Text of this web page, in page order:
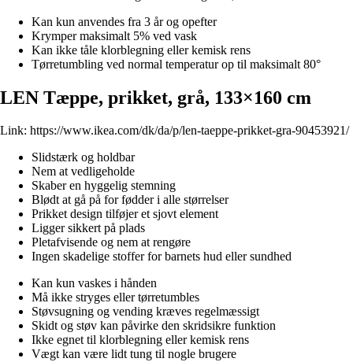
Kan kun anvendes fra 3 år og opefter
Krymper maksimalt 5% ved vask
Kan ikke tåle klorblegning eller kemisk rens
Tørretumbling ved normal temperatur op til maksimalt 80°
LEN Tæppe, prikket, grå, 133×160 cm
Link: https://www.ikea.com/dk/da/p/len-taeppe-prikket-gra-90453921/
Slidstærk og holdbar
Nem at vedligeholde
Skaber en hyggelig stemning
Blødt at gå på for fødder i alle størrelser
Prikket design tilføjer et sjovt element
Ligger sikkert på plads
Pletafvisende og nem at rengøre
Ingen skadelige stoffer for barnets hud eller sundhed
Kan kun vaskes i hånden
Må ikke stryges eller tørretumbles
Støvsugning og vending kræves regelmæssigt
Skidt og støv kan påvirke den skridsikre funktion
Ikke egnet til klorblegning eller kemisk rens
Vægt kan være lidt tung til nogle brugere